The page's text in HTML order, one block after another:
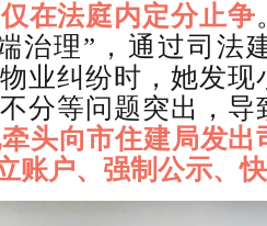
在法庭内定分止争
治理”，通过司法
业纠纷时，她发现
分等问题突出，导
头向市住建局发
账户、强制公示、